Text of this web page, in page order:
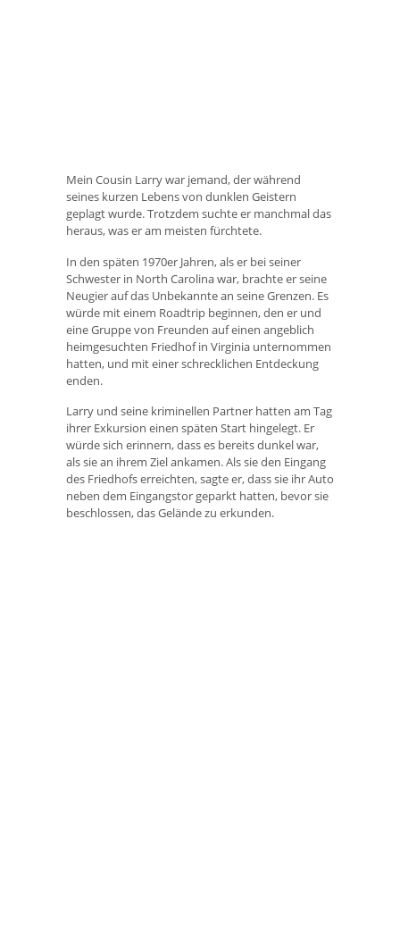
Mein Cousin Larry war jemand, der während
seines kurzen Lebens von dunklen Geistern
geplagt wurde. Trotzdem suchte er manchmal das
heraus, was er am meisten fürchtete.
In den späten 1970er Jahren, als er bei seiner
Schwester in North Carolina war, brachte er seine
Neugier auf das Unbekannte an seine Grenzen. Es
würde mit einem Roadtrip beginnen, den er und
eine Gruppe von Freunden auf einen angeblich
heimgesuchten Friedhof in Virginia unternommen
hatten, und mit einer schrecklichen Entdeckung
enden.
Larry und seine kriminellen Partner hatten am Tag
ihrer Exkursion einen späten Start hingelegt. Er
würde sich erinnern, dass es bereits dunkel war,
als sie an ihrem Ziel ankamen. Als sie den Eingang
des Friedhofs erreichten, sagte er, dass sie ihr Auto
neben dem Eingangstor geparkt hatten, bevor sie
beschlossen, das Gelände zu erkunden.